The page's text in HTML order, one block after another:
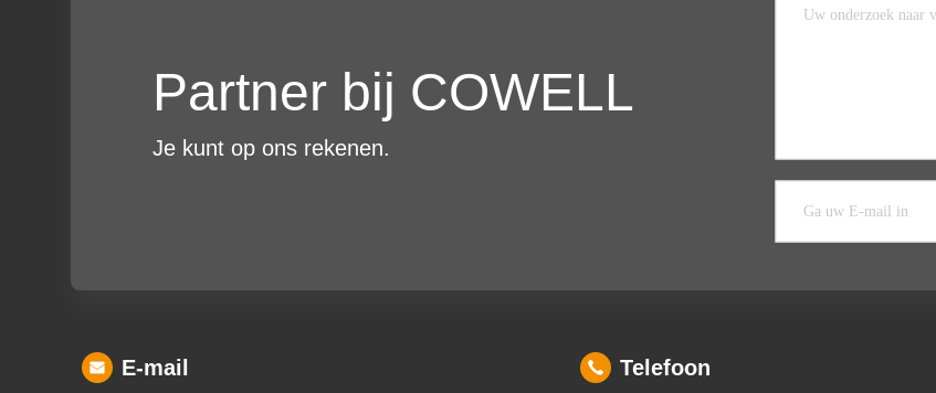
Partner bij COWELL
Je kunt op ons rekenen.
E-mail Telefoon